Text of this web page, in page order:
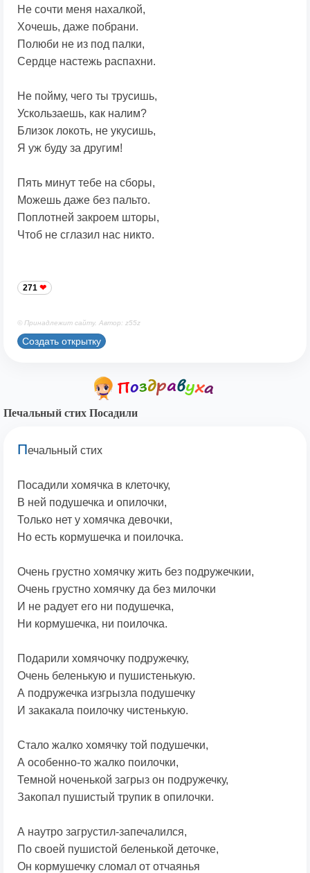
Не сочти меня нахалкой,
Хочешь, даже побрани.
Полюби не из под палки,
Сердце настежь распахни.
Не пойму, чего ты трусишь,
Ускользаешь, как налим?
Близок локоть, не укусишь,
Я уж буду за другим!
Пять минут тебе на сборы,
Можешь даже без пальто.
Поплотней закроем шторы,
Чтоб не сглазил нас никто.
271
© Принадлежит сайту. Автор: z55z
Создать открытку
Печальный стих Посадили
Печальный стих
Посадили хомячка в клеточку,
В ней подушечка и опилочки,
Только нет у хомячка девочки,
Но есть кормушечка и поилочка.
Очень грустно хомячку жить без подружечкии,
Очень грустно хомячку да без милочки
И не радует его ни подушечка,
Ни кормушечка, ни поилочка.
Подарили хомячочку подружечку,
Очень беленькую и пушистенькую.
А подружечка изгрызла подушечку
И закакала поилочку чистенькую.
Стало жалко хомячку той подушечки,
А особенно-то жалко поилочки,
Темной ноченькой загрыз он подружечку,
Закопал пушистый трупик в опилочки.
А наутро загрустил-запечалился,
По своей пушистой беленькой деточке,
Он кормушечку сломал от отчаянья